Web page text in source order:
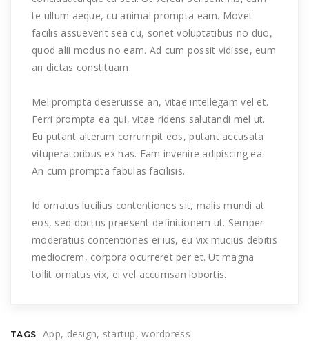
te ullum aeque, cu animal prompta eam. Movet
facilis assueverit sea cu, sonet voluptatibus no duo,
quod alii modus no eam. Ad cum possit vidisse, eum
an dictas constituam.
Mel prompta deseruisse an, vitae intellegam vel et.
Ferri prompta ea qui, vitae ridens salutandi mel ut.
Eu putant alterum corrumpit eos, putant accusata
vituperatoribus ex has. Eam invenire adipiscing ea.
An cum prompta fabulas facilisis.
Id ornatus lucilius contentiones sit, malis mundi at
eos, sed doctus praesent definitionem ut. Semper
moderatius contentiones ei ius, eu vix mucius debitis
mediocrem, corpora ocurreret per et. Ut magna
tollit ornatus vix, ei vel accumsan lobortis.
TAGS App design startup wordpress